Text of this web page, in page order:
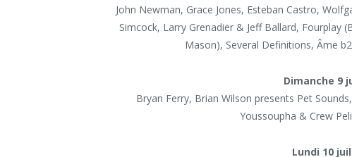
John Newman, Grace Jones, Esteban Castro,
Simcock, Larry Grenadier & Jeff Ballard, Fourplay
Mason), Several Definitions, Âme
Dimanche 9
Bryan Ferry, Brian Wilson presents Pet
Youssoupha & Crew
Lundi 10